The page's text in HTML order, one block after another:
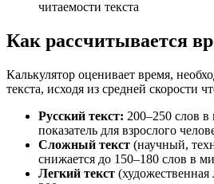
читаемости текста
Как рассчитывается
Калькулятор оценивает время,
текста, исходя из средней скорости
Русский текст: 200–250 слов
показатель для взрослого
Сложный текст (научный,
снижается до 150–180 слов в
Легкий текст (художественная